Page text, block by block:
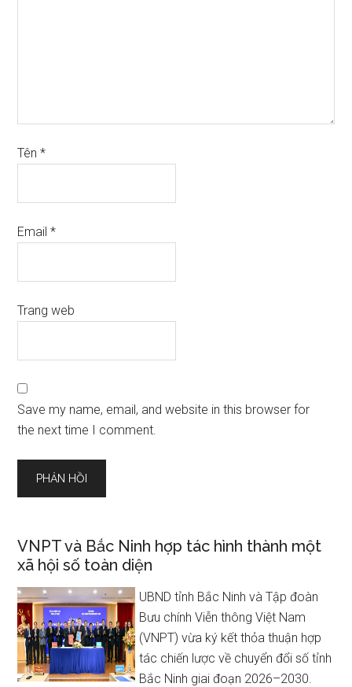
Tên*
Email*
Trang web
Save my name, email, and website in this browser for
the next time I comment.
VNPT và Bắc Ninh hợp tác hình thành một
xã hội số toàn diện
UBND tỉnh Bắc Ninh và Tập đoàn
Bưu chính Viễn thông Việt Nam
(VNPT) vừa ký kết thỏa thuận hợp
tác chiến lược về chuyển đổi số tỉnh
Bắc Ninh giai đoạn 2026–2030.